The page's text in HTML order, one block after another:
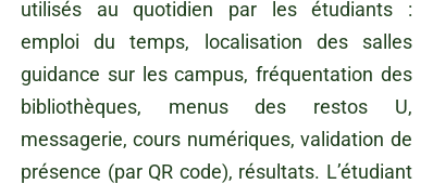
utilisés au quotidien par les étudiants :
emploi du temps, localisation des salles
guidance sur les campus, fréquentation des
bibliothèques, menus des restos U,
messagerie, cours numériques, validation de
présence (par QR code), résultats. L’étudiant